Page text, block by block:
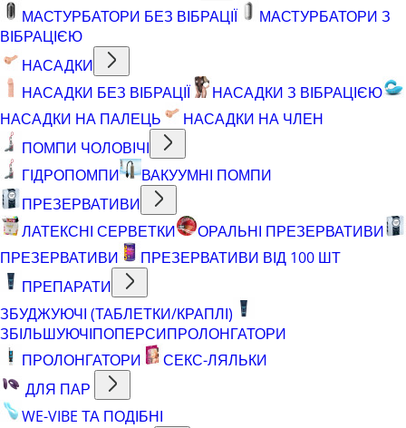
МАСТУРБАТОРИ БЕЗ ВІБРАЦІЇ
МАСТУРБАТОРИ З
ВІБРАЦІЄЮ
НАСАДКИ
НАСАДКИ БЕЗ ВІБРАЦІЇ
НАСАДКИ З ВІБРАЦІЄЮ
НАСАДКИ НА ПАЛЕЦЬ
НАСАДКИ НА ЧЛЕН
ПОМПИ ЧОЛОВІЧІ
ГІДРОПОМПИ
ВАКУУМНІ ПОМПИ
ПРЕЗЕРВАТИВИ
ЛАТЕКСНІ СЕРВЕТКИ
ОРАЛЬНІ ПРЕЗЕРВАТИВИ
ПРЕЗЕРВАТИВИ
ПРЕЗЕРВАТИВИ ВІД 100 ШТ
ПРЕПАРАТИ
ЗБУДЖУЮЧІ (ТАБЛЕТКИ/КРАПЛІ)
ЗБІЛЬШУЮЧІПОПЕРСИПРОЛОНГАТОРИ
ПРОЛОНГАТОРИ
СЕКС-ЛЯЛЬКИ
ДЛЯ ПАР
WE-VIBE ТА ПОДІБНІ